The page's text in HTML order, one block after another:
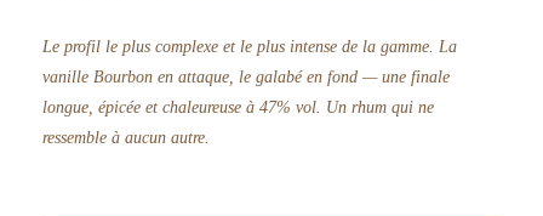
Le profil le plus complexe et le plus intense de la gamme. La
vanille Bourbon en attaque, le galabé en fond — une finale
longue, épicée et chaleureuse à 47% vol. Un rhum qui ne
ressemble à aucun autre.